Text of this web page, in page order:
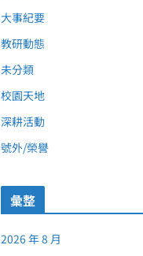
大事紀要
教研動態
未分類
校園天地
深耕活動
號外/榮譽
彙整
2026 年 8 月